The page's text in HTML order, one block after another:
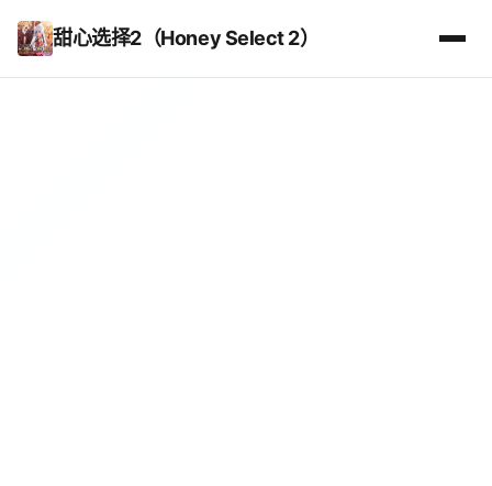
甜心选择2（Honey Select 2）